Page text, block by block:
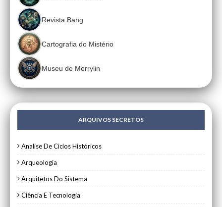
Revista Bang
Cartografia do Mistério
Museu de Merrylin
ARQUIVOS SECRETOS
Analise De Ciclos Históricos
Arqueologia
Arquitetos Do Sistema
Ciência E Tecnologia